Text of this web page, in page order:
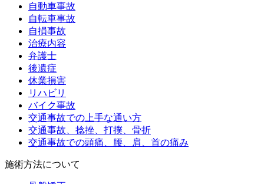
自動車事故
自転車事故
自損事故
治療内容
弁護士
後遺症
休業損害
リハビリ
バイク事故
交通事故での上手な通い方
交通事故、捻挫、打撲、骨折
交通事故での頭痛、腰、肩、首の痛み
施術方法について